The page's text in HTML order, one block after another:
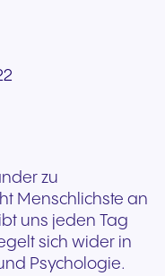
zu
Menschlichste an
uns jeden Tag
sich wider in
Psychologie.